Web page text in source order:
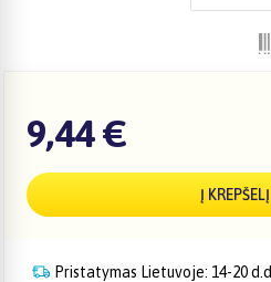
9,44 €
Į KREPŠELĮ
Pristatymas Lietuvoje: 14-20 d.d.